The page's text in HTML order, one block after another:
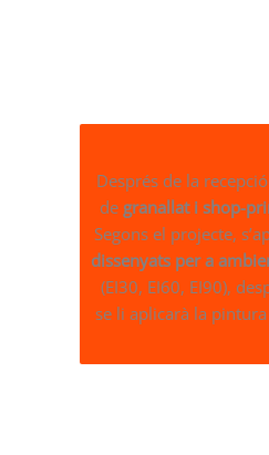
Després de la
de granallat i shop-
Segons el projecte,
dissenyats per a
(EI30, EI60, EI90),
se li aplicarà la